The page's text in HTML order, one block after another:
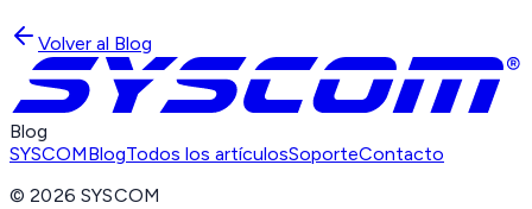
Volver al Blog
Blog
SYSCOMBlogTodos los artículosSoporteContacto
©2026 SYSCOM